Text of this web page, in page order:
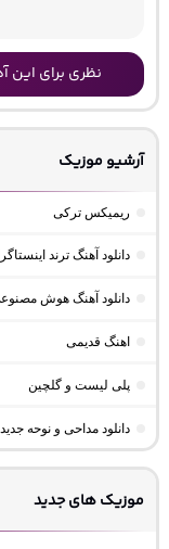
نظری برای این
آرشیو موزیک
ریمیکس ترکی
دانلود آهنگ ترند
دانلود آهنگ هوش
اهنگ قدیمی
پلی لیست و گلچین
دانلود مداحی و نوحه جدید
موزیک های جدید